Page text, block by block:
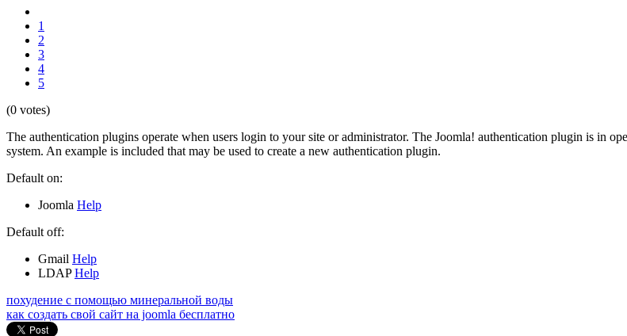
1
2
3
4
5
(0 votes)
The authentication plugins operate when users login to your site or administrator. The Joomla! authentication plugin is in
system. An example is included that may be used to create a new authentication plugin.
Default on:
Joomla Help
Default off:
Gmail Help
LDAPHelp
похудение с помощью минеральной воды
как создать свой сайт на joomla бесплатно